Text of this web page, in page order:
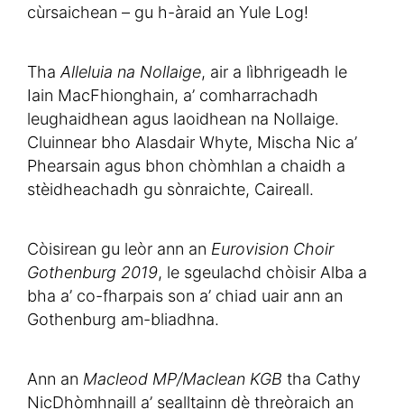
cùrsaichean – gu h-àraid an Yule Log!
Tha Alleluia na Nollaige, air a lìbhrigeadh le
Iain MacFhionghain, a’ comharrachadh
leughaidhean agus laoidhean na Nollaige.
Cluinnear bho Alasdair Whyte, Mischa Nic a’
Phearsain agus bhon chòmhlan a chaidh a
stèidheachadh gu sònraichte, Caireall.
Còisirean gu leòr ann an Eurovision Choir
Gothenburg 2019, le sgeulachd chòisir Alba a
bha a’ co-fharpais son a’ chiad uair ann an
Gothenburg am-bliadhna.
Ann an Macleod MP/Maclean KGB tha Cathy
NicDhòmhnaill a’ sealltainn dè threòraich an